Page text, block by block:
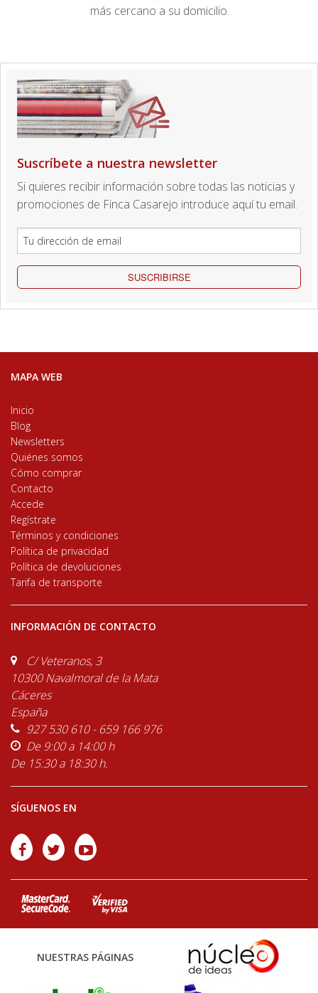
más cercano a su domicilio.
Suscríbete a nuestra newsletter
Si quieres recibir información sobre todas las noticias y
promociones de Finca Casarejo introduce aquí tu email.
SUSCRIBIRSE
MAPA WEB
Inicio
Blog
Newsletters
Quiénes somos
Cómo comprar
Contacto
Accede
Regístrate
Términos y condiciones
Política de privacidad
Política de devoluciones
Tarifa de transporte
INFORMACIÓN DE CONTACTO
C/ Veteranos, 3
10300 Navalmoral de la Mata
Cáceres
España
927 530 610 - 659 166 976
De 9:00 a 14:00 h
De 15:30 a 18:30 h.
SÍGUENOS EN
NUESTRAS PÁGINAS